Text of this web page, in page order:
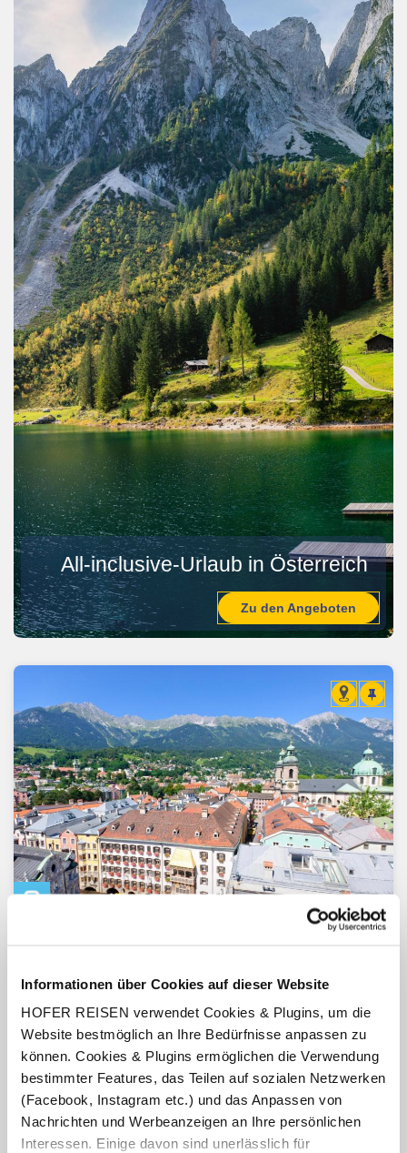
Informationen über Cookies auf dieser Website
HOFER REISEN verwendet Cookies & Plugins, um die
Website bestmöglich an Ihre Bedürfnisse anpassen zu
können. Cookies & Plugins ermöglichen die Verwendung
bestimmter Features, das Teilen auf sozialen Netzwerken
(Facebook, Instagram etc.) und das Anpassen von
Nachrichten und Werbeanzeigen an Ihre persönlichen
Interessen. Einige davon sind unerlässlich für
All-inclusive-Urlaub in Österreich
Zu den Angeboten
Inkl. Kaffeejause im Café Central
Hotel Alphotel
4.8 von 5 (212 Bewertungen)
1 Nacht, 2, 3 oder 4 Nächte
inkl. Benutzung der hoteleigenen Sauna und des Dampfbades
Termine:07.01.26-01.11.26
pro Person